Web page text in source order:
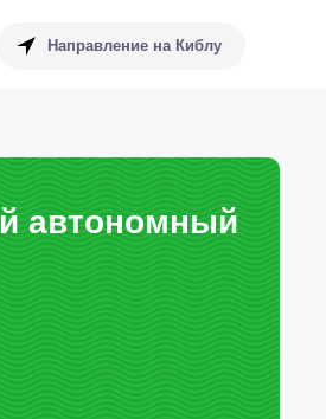
Направление на Киблу
автономный